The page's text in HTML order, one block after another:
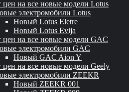
цен на все новые модели Lotus
электромобили Lotus
Новый Lotus Eletre
Новый Lotus Evija
цен на все новые модели GAC
электромобили GAC
Новый GAC Aion Y
цен на все новые модели Geely
электромобили ZEEKR
Новый ZEEKR 001